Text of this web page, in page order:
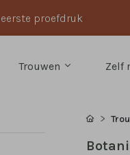
proefdruk
Trouwen Zelf